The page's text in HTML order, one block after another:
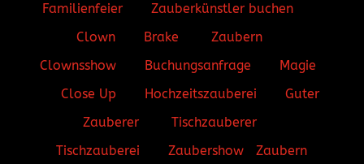
Familienfeier
Zauberkünstler buchen
Clown
Brake
Zaubern
Clownsshow
Buchungsanfrage
Magie
Close Up
Hochzeitszauberei
Guter
Zauberer
Tischzauberer
Tischzauberei
Zaubershow
Zaubern